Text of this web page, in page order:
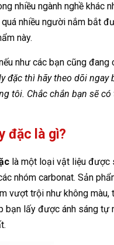
nhiều ngành nghề khác
nhiều người nắm bắt
này.
như các bạn cũng đang
đặc thì hãy theo dõi ngay
tôi. Chắc chắn bạn sẽ
đặc là gì?
là một loại vật liệu được
nhóm carbonat. Sản
vượt trội như không màu,
bạn lấy được ánh sáng tự